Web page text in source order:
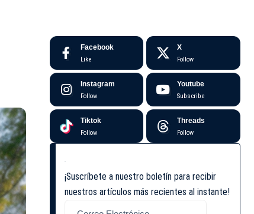
Facebook
Like
X
Follow
Instagram
Follow
Youtube
Subscribe
Tiktok
Follow
Threads
Follow
¡Suscríbete a nuestro boletín para recibir
nuestros artículos más recientes al instante!